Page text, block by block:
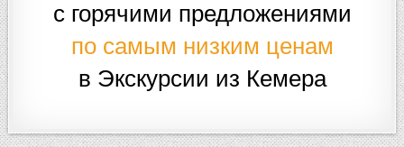
по самым низким ценам
в Экскурсии из Кемера